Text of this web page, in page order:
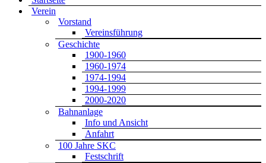
Verein
Vorstand
Vereinsführung
Geschichte
1900-1960
1960-1974
1974-1994
1994-1999
2000-2020
Bahnanlage
Info und Ansicht
Anfahrt
100 Jahre SKC
Festschrift